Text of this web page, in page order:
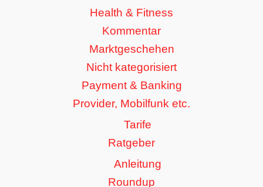
Health & Fitness
Kommentar
Marktgeschehen
Nicht kategorisiert
Payment & Banking
Provider, Mobilfunk etc.
Tarife
Ratgeber
Anleitung
Roundup